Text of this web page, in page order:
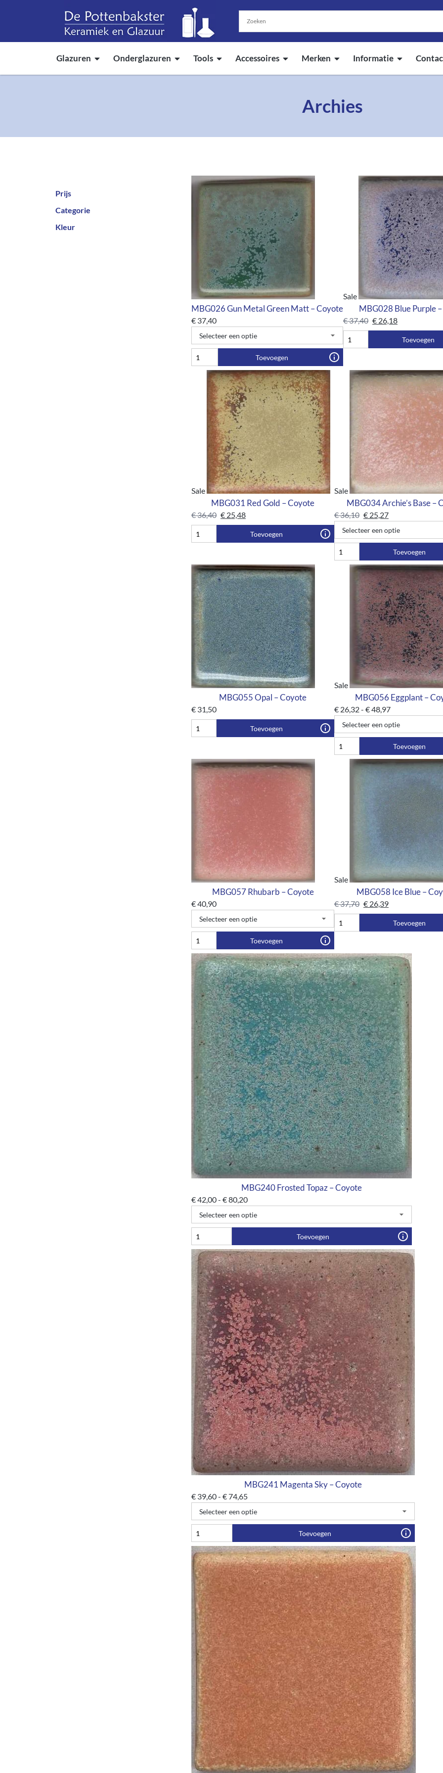
Glazuren Onderglazuren Tools Accessoires Merken Informatie
Archies
Prijs
Categorie
Kleur
MBG026 Gun Metal Green Matt – Coyote
€ 37,40
Toevoegen
Sale
MBG028 Blue Purple
€37,40 € 26,18
Toevoegen
Sale
MBG031 Red Gold – Coyote
€36,40 € 25,48
Toevoegen
Sale
MBG034 Archie’s Base –
€36,10 € 25,27
Toevoegen
MBG055 Opal – Coyote
€ 31,50
Toevoegen
Sale
MBG056 Eggplant –
€ 26,32- €48,97
Toevoegen
MBG057 Rhubarb – Coyote
€40,90
Toevoegen
Sale
MBG058 Ice Blue –
€37,70 € 26,39
Toevoegen
MBG240 Frosted Topaz – Coyote
€42,00- €80,20
Toevoegen
MBG241 Magenta Sky – Coyote
€ 39,60- €74,65
Toevoegen